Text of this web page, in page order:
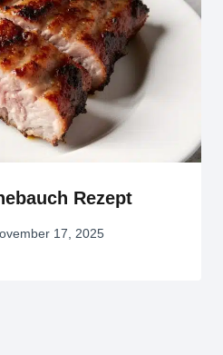
Rezept
17, 2025